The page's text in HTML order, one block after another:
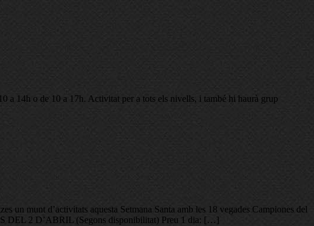
a 14h o de 10 a 17h. Activitat per a tots els nivells, i també hi haurà grup
un munt d’activitats aquesta Setmana Santa amb les 18 vegades Campiones del
DEL 2 D’ABRIL (Segons disponibilitat) Preu 1 dia: […]